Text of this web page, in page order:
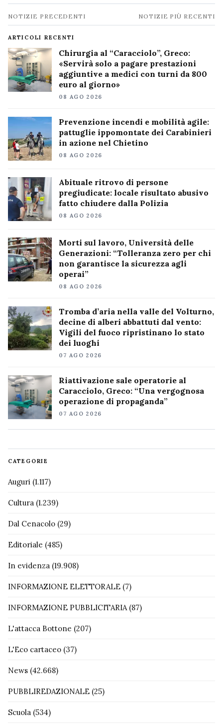
Navigazione
notizie
NOTIZIE PRECEDENTI NOTIZIE PIÙ RECENTI
ARTICOLI RECENTI
Chirurgia al “Caracciolo”, Greco:
«Servirà solo a pagare prestazioni
aggiuntive a medici con turni da 800
euro al giorno»
08 AGO 2026
Prevenzione incendi e mobilità agile:
pattuglie ippomontate dei Carabinieri
in azione nel Chietino
08 AGO 2026
Abituale ritrovo di persone
pregiudicate: locale risultato abusivo
fatto chiudere dalla Polizia
08 AGO 2026
Morti sul lavoro, Università delle
Generazioni: “Tolleranza zero per chi
non garantisce la sicurezza agli
operai”
08 AGO 2026
Tromba d’aria nella valle del Volturno,
decine di alberi abbattuti dal vento:
Vigili del fuoco ripristinano lo stato
dei luoghi
07 AGO 2026
Riattivazione sale operatorie al
Caracciolo, Greco: “Una vergognosa
operazione di propaganda”
07 AGO 2026
CATEGORIE
Auguri (1.117)
Cultura (1.239)
Dal Cenacolo (29)
Editoriale (485)
In evidenza (19.908)
INFORMAZIONE ELETTORALE (7)
INFORMAZIONE PUBBLICITARIA(87)
L'attacca Bottone (207)
L'Eco cartaceo (37)
News (42.668)
PUBBLIREDAZIONALE (25)
Scuola (534)